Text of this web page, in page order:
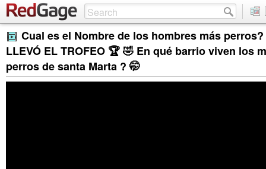
Cual es el Nombre de los hombres más perros?
LLEVÓ EL TROFEO 🏆 🤣 En qué barrio viven los
perros de santa Marta ? 🤭